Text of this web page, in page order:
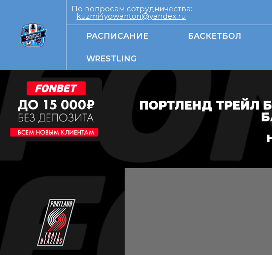
По вопросам сотрудничества:
kuzmi4yowanton@yandex.ru
РАСПИСАНИЕ БАСКЕТБОЛ
WRESTLING
ПОРТЛЕНД ТРЕЙЛ